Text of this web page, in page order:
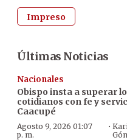
Impreso
Últimas Noticias
Nacionales
Obispo insta a superar
cotidianos con fe y
Caacupé
Agosto 9, 2026 01:07
p. m.
·